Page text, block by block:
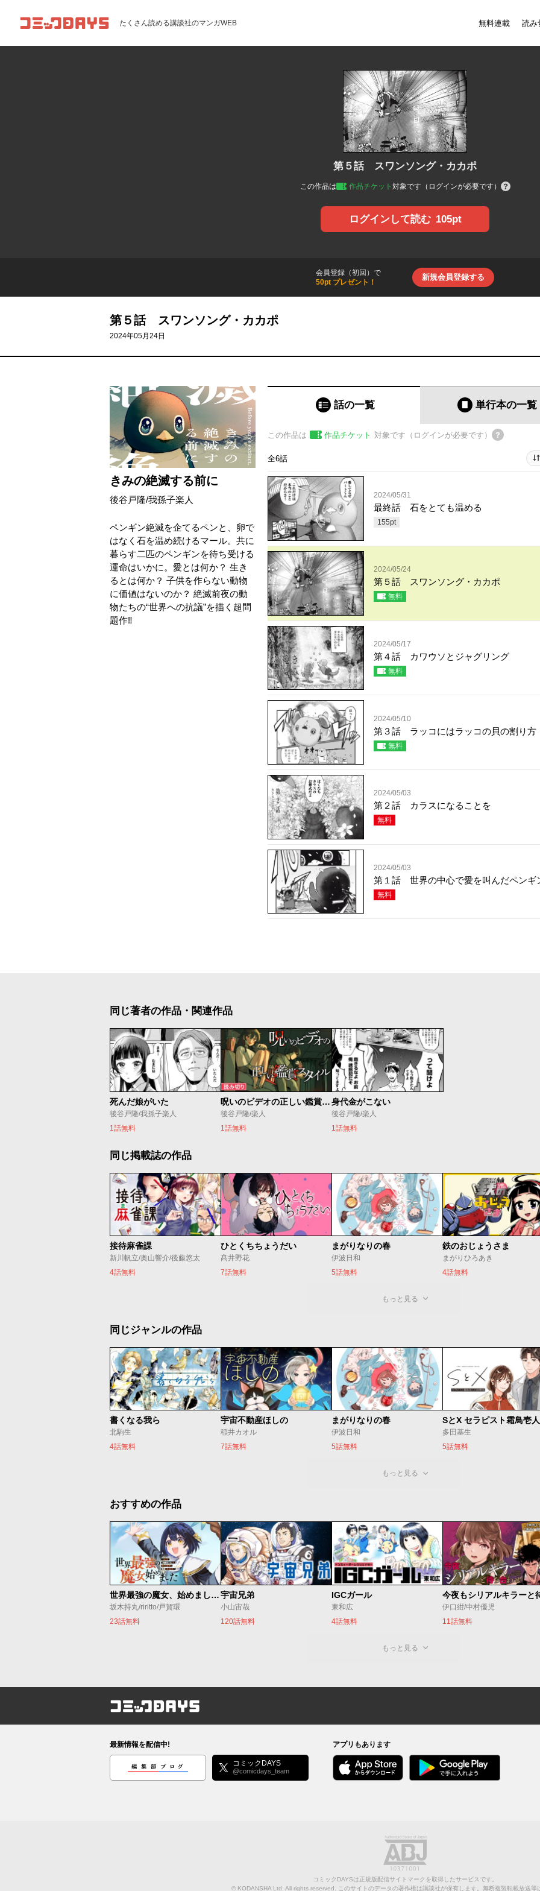
コミックDAYS たくさん読める講談社のマンガWEB 無料連載 読み
第５話 スワンソング・カカポ
この作品は 作品チケット 対象です（ログインが必要です）
ログインして読む 105pt
会員登録（初回）で
50pt プレゼント！
新規会員登録する
第５話 スワンソング・カカポ
2024年05月24日
きみの絶滅する前に
後谷戸隆/我孫子楽人
ペンギン絶滅を企てるペンと、卵で
はなく石を温め続けるマール。共に
暮らす二匹のペンギンを待ち受ける
運命はいかに。愛とは何か？ 生き
るとは何か？ 子供を作らない動物
に価値はないのか？ 絶滅前夜の動
物たちの“世界への抗議”を描く超問
題作‼︎
話の一覧 単行本の一覧
この作品は 作品チケット 対象です（ログインが必要です）
全6話
2024/05/31
最終話 石をとても温める
155pt
2024/05/24
第５話 スワンソング・カカポ
無料
2024/05/17
第４話 カワウソとジャグリング
無料
2024/05/10
第３話 ラッコにはラッコの貝の割り方
無料
2024/05/03
第２話 カラスになることを
無料
2024/05/03
第１話 世界の中心で愛を叫んだペンギ
無料
同じ著者の作品・関連作品
死んだ娘がいた
後谷戸隆/我孫子楽人
1話無料
呪いのビデオの正しい鑑賞スタイル
後谷戸隆/楽人
1話無料
身代金がこない
後谷戸隆/楽人
1話無料
同じ掲載誌の作品
接待麻雀課
新川帆立/奥山響介/後藤悠太
4話無料
ひとくちちょうだい
髙井野花
7話無料
まがりなりの春
伊波日和
5話無料
鉄のおじょうさま
まがりひろあき
4話無料
もっと見る
同じジャンルの作品
書くなる我ら
北駒生
4話無料
宇宙不動産ほしの
稲井カオル
7話無料
まがりなりの春
伊波日和
5話無料
多田基生
5話無料
もっと見る
おすすめの作品
世界最強の魔女、始めました ～私だけ『攻略サイト』を見れる世界で自由に生きます～
坂木持丸/riritto/戸賀環
23話無料
宇宙兄弟
小山宙哉
120話無料
IGCガール
東和広
4話無料
伊口紺/中村優児
11話無料
もっと見る
コミックDAYS
最新情報を配信中!
編集部ブログ コミックDAYS
@comicdays_team
アプリもあります
コミックDAYSは正規版配信サイトマークを取得したサービスです。
© KODANSHA Ltd. All rights reserved. このサイトのデータの著作権は講談社が保有します。無断複製転載放送等